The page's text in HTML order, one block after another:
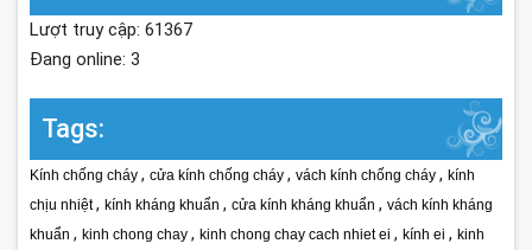
Lượt truy cập: 61367
Đang online: 3
Tags:
Kính chống cháy , cửa kính chống cháy , vách kính chống cháy , kính
chịu nhiệt, kính kháng khuẩn , cửa kính kháng khuẩn , vách kính kháng
khuẩn , kinh chong chay , kinh chong chay cach nhiet ei , kính ei , kinh